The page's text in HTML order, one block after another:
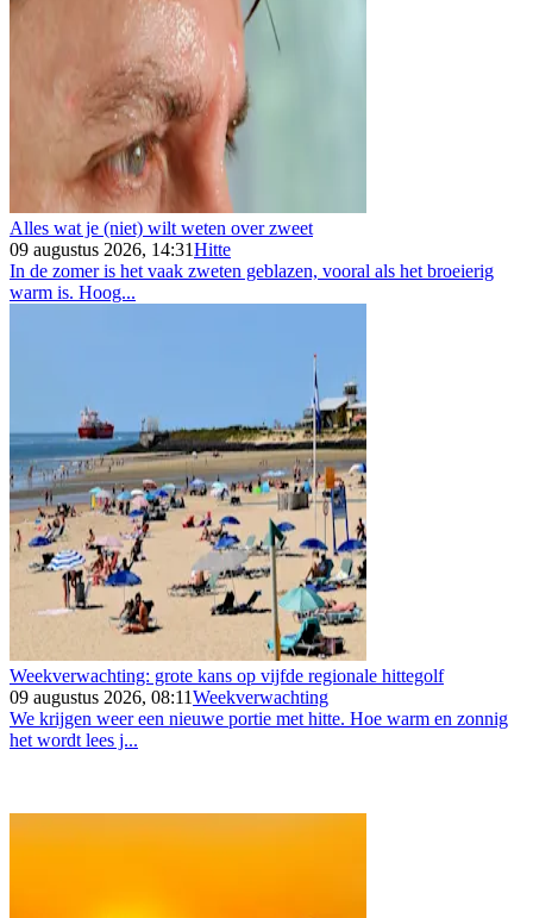
Alles wat je (niet) wilt weten over zweet
09 augustus 2026, 14:31Hitte
In de zomer is het vaak zweten geblazen, vooral als het broeierig
warm is. Hoog...
Weekverwachting: grote kans op vijfde regionale hittegolf
09 augustus 2026, 08:11Weekverwachting
We krijgen weer een nieuwe portie met hitte. Hoe warm en zonnig
het wordt lees j...